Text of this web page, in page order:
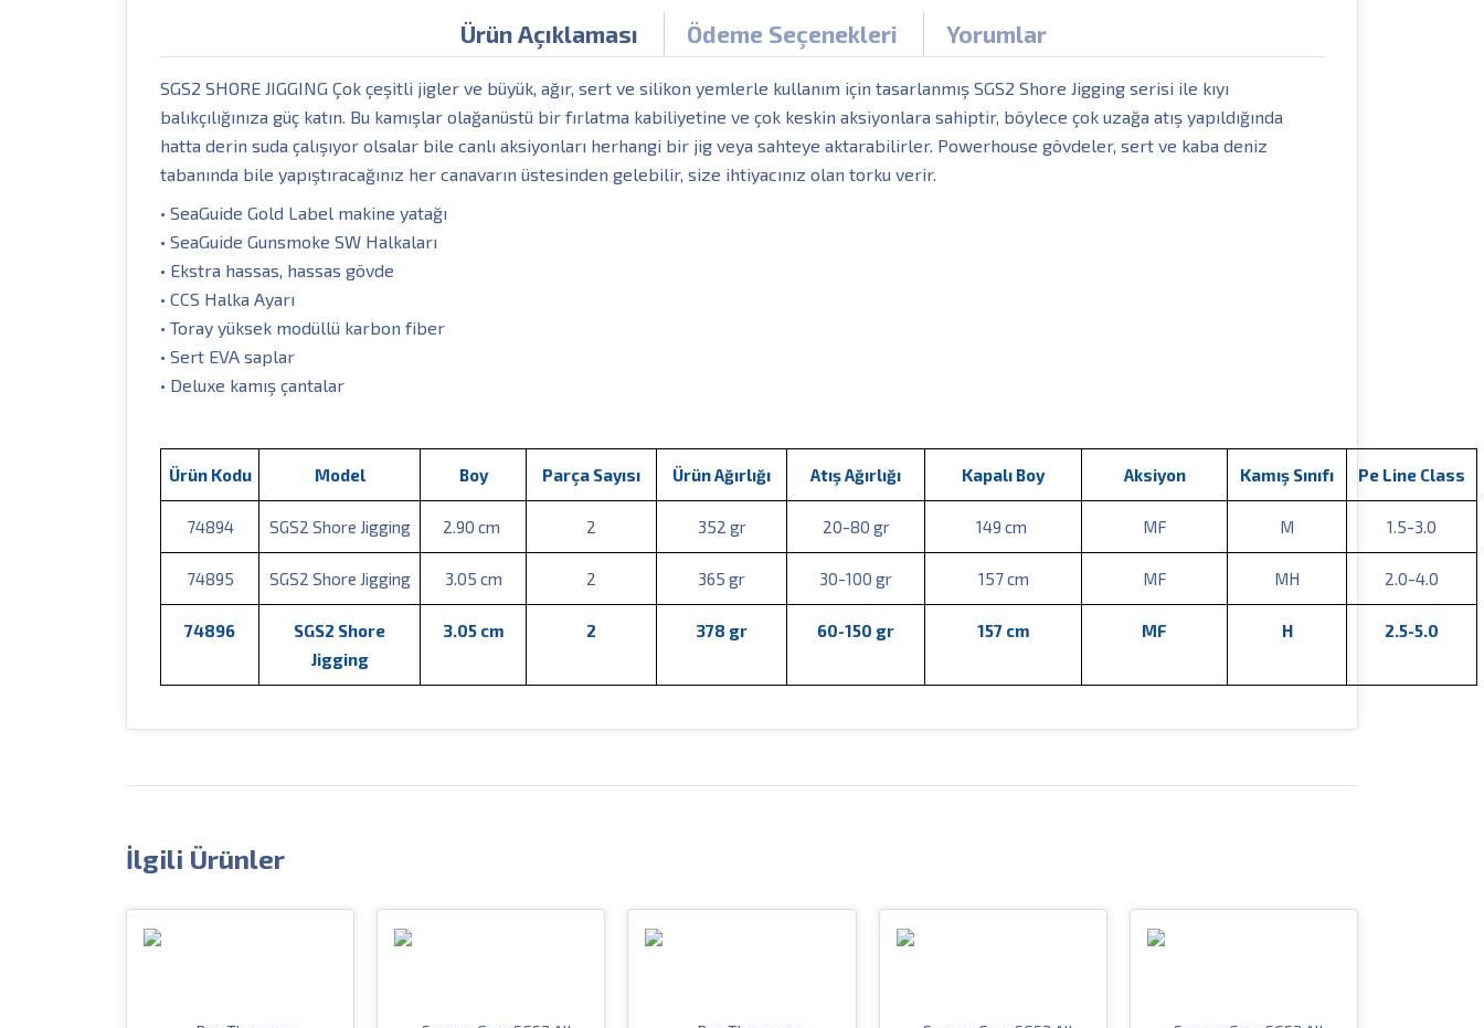
Ürün Açıklaması Ödeme Seçenekleri Yorumlar
SGS2 SHORE JIGGING Çok çeşitli jigler ve büyük, ağır, sert ve silikon yemlerle kullanım için tasarlanmış SGS2 Shore Jigging serisi ile kıyı
balıkçılığınıza güç katın. Bu kamışlar olağanüstü bir fırlatma kabiliyetine ve çok keskin aksiyonlara sahiptir, böylece çok uzağa atış yapıldığında
hatta derin suda çalışıyor olsalar bile canlı aksiyonları herhangi bir jig veya sahteye aktarabilirler. Powerhouse gövdeler, sert ve kaba deniz
tabanında bile yapıştıracağınız her canavarın üstesinden gelebilir, size ihtiyacınız olan torku verir.
• SeaGuide Gold Label makine yatağı
• SeaGuide Gunsmoke SW Halkaları
• Ekstra hassas, hassas gövde
• CCS Halka Ayarı
• Toray yüksek modüllü karbon fiber
• Sert EVA saplar
• Deluxe kamış çantalar
Ürün Kodu Model Boy Parça Sayısı Ürün Ağırlığı Atış Ağırlığı Kapalı Boy Aksiyon Kamış Sınıfı Pe Line Class
74894 SGS2 Shore Jigging 2.90 cm 2 352 gr 20-80 gr 149 cm MF M 1.5-3.0
74895 SGS2 Shore Jigging 3.05 cm 2 365 gr 30-100 gr 157 cm MF MH 2.0-4.0
74896
SGS2 Shore
Jigging
3.05 cm 2 378 gr 60-150 gr 157 cm MF H 2.5-5.0
İlgili Ürünler